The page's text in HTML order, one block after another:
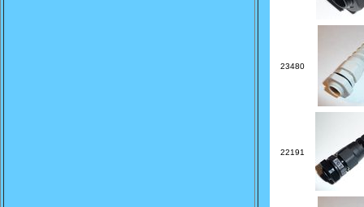
23480
22191